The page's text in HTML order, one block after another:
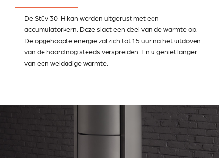
De Stûv 30-H kan worden uitgerust met een
accumulatorkern. Deze slaat een deel van de warmte op.
De opgehoopte energie zal zich tot 15 uur na het uitdoven
van de haard nog steeds verspreiden. En u geniet langer
van een weldadige warmte.